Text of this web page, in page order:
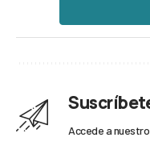
Accede a